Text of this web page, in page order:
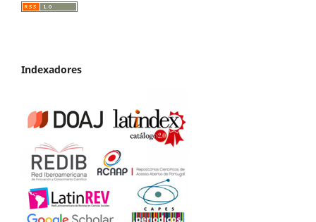
Indexadores